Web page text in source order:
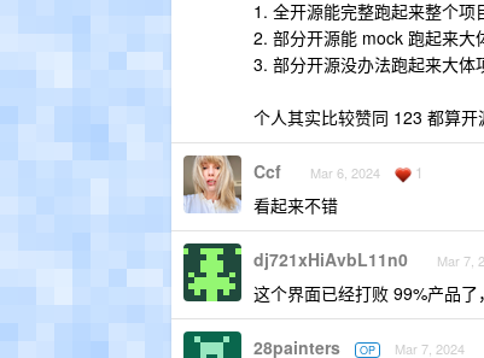
1. 全开源能完整跑起来整个项
2. 部分开源能 mock 跑起来大
3. 部分开源没办法跑起来大体
个人其实比较赞同 123 都算开
Ccf Mar 6, 2024 1
看起来不错
dj721xHiAvbL11n0 Mar 7,
这个界面已经打败 99%产品
28painters OP Mar 7, 2024